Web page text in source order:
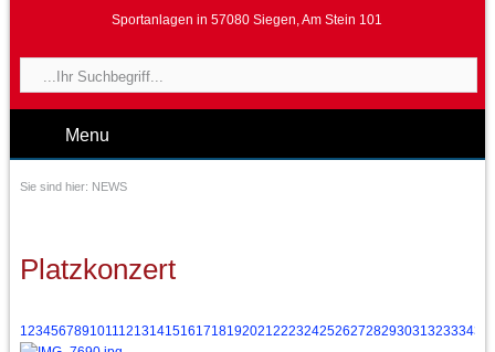
Sportanlagen in 57080 Siegen, Am Stein 101
Menu
Sie sind hier: NEWS
Platzkonzert
1 234567891011 12131415161718192021 22232425262728293031 32333435